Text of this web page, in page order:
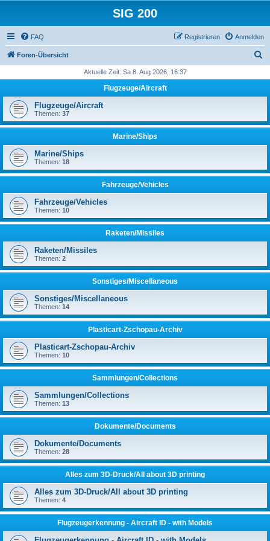
SIG 200
FAQ Anmelden
Registrieren
Foren-Übersicht
h
Aktuelle Zeit: Sa 8. Aug 2026, 16:37
Flugzeuge/Aircraft
Flugzeuge/Aircraft
Themen: 37
Marine/Ships
Marine/Ships
Themen: 18
Fahrzeuge/Vehicles
Fahrzeuge/Vehicles
Themen: 10
Raketen/Missiles
Raketen/Missiles
Themen: 2
Sonstiges/Miscellaneous
Sonstiges/Miscellaneous
Themen: 14
Plasticart-Zschopau-Archiv
Plasticart-Zschopau-Archiv
Themen: 10
Sammlungen/Collections
Sammlungen/Collections
Themen: 13
Dokumente/Documents
Dokumente/Documents
Themen: 28
Alles zum 3D-Druck/All about 3D printing
Alles zum 3D-Druck/All about 3D printing
Themen: 4
Flugzeugerkennung - Aircraft ID - with Models